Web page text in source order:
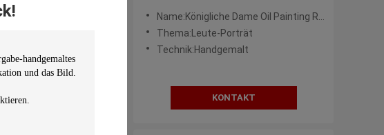
auf Segeltuch
Leute
KONTAKT
Oil Painting für Hauptdekor
Name:Königliche Dame Oil Painting Reproduction
Thema:Leute-Porträt
Technik:Handgemalt
KONTAKT